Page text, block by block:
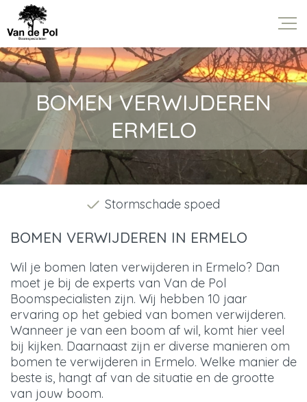
BOMEN VERWIJDEREN
ERMELO
Stormschade spoed
BOMEN VERWIJDEREN IN ERMELO
Wil je bomen laten verwijderen in Ermelo? Dan
moet je bij de experts van Van de Pol
Boomspecialisten zijn. Wij hebben 10 jaar
ervaring op het gebied van bomen verwijderen.
Wanneer je van een boom af wil, komt hier veel
bij kijken. Daarnaast zijn er diverse manieren om
bomen te verwijderen in Ermelo. Welke manier de
beste is, hangt af van de situatie en de grootte
van jouw boom.